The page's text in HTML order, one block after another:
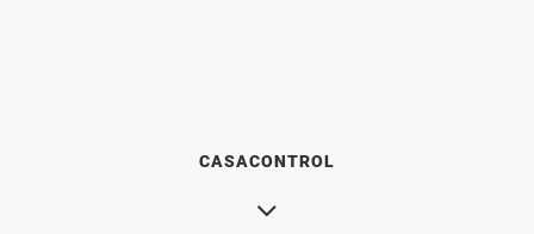
CASACONTROL